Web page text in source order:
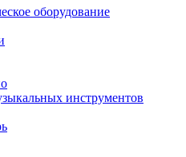
оборудование
инструментов